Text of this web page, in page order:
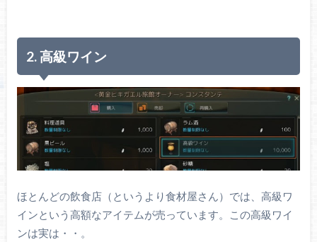
2. 高級ワイン
ほとんどの飲食店（というより食材屋さん）では、高級ワ
インという高額なアイテムが売っています。この高級ワイ
ンは実は・・。